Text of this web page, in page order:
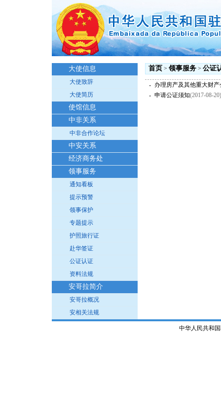
大使信息
大使致辞
大使简历
使馆信息
中非关系
中非合作论坛
中安关系
经济商务处
领事服务
通知看板
提示预警
领事保护
专题提示
护照旅行证
赴华签证
公证认证
资料法规
安哥拉简介
安哥拉概况
安相关法规
首页 > 领事服务 > 公证
・
办理房产及其他重大财
・ 申请公证须知(2017-08-20)
中华人民共和